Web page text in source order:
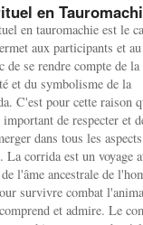
en
en tauromachie est le
aux participants et au
de se rendre compte de la
et du symbolisme de la
C'est pour cette raison
de respecter et
dans tous les
La corrida est un voyage
l'âme ancestrale de
survivre combat
et admire. Le